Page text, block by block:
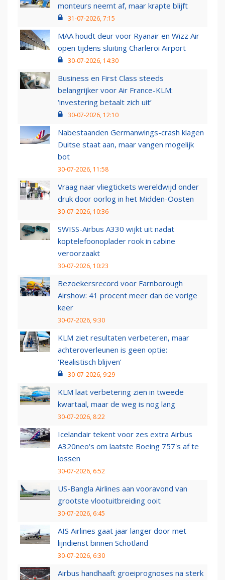
monteurs neemt af, maar krapte blijft
31-07-2026, 7:15
MAA houdt deur voor Ryanair en Wizz Air
open tijdens sluiting Charleroi Airport
30-07-2026, 14:30
Business en First Class steeds
belangrijker voor Air France-KLM:
‘investering betaalt zich uit’
30-07-2026, 12:10
Nabestaanden Germanwings-crash klagen
Duitse staat aan, maar vangen mogelijk
bot
30-07-2026, 11:58
Vraag naar vliegtickets wereldwijd onder
druk door oorlog in het Midden-Oosten
30-07-2026, 10:36
SWISS-Airbus A330 wijkt uit nadat
koptelefoonoplader rook in cabine
veroorzaakt
30-07-2026, 10:23
Bezoekersrecord voor Farnborough
Airshow: 41 procent meer dan de vorige
keer
30-07-2026, 9:30
KLM ziet resultaten verbeteren, maar
achteroverleunen is geen optie:
‘Realistisch blijven’
30-07-2026, 9:29
KLM laat verbetering zien in tweede
kwartaal, maar de weg is nog lang
30-07-2026, 8:22
Icelandair tekent voor zes extra Airbus
A320neo's om laatste Boeing 757's af te
lossen
30-07-2026, 6:52
US-Bangla Airlines aan vooravond van
grootste vlootuitbreiding ooit
30-07-2026, 6:45
AIS Airlines gaat jaar langer door met
lijndienst binnen Schotland
30-07-2026, 6:30
Airbus handhaaft groeiprognoses na sterk